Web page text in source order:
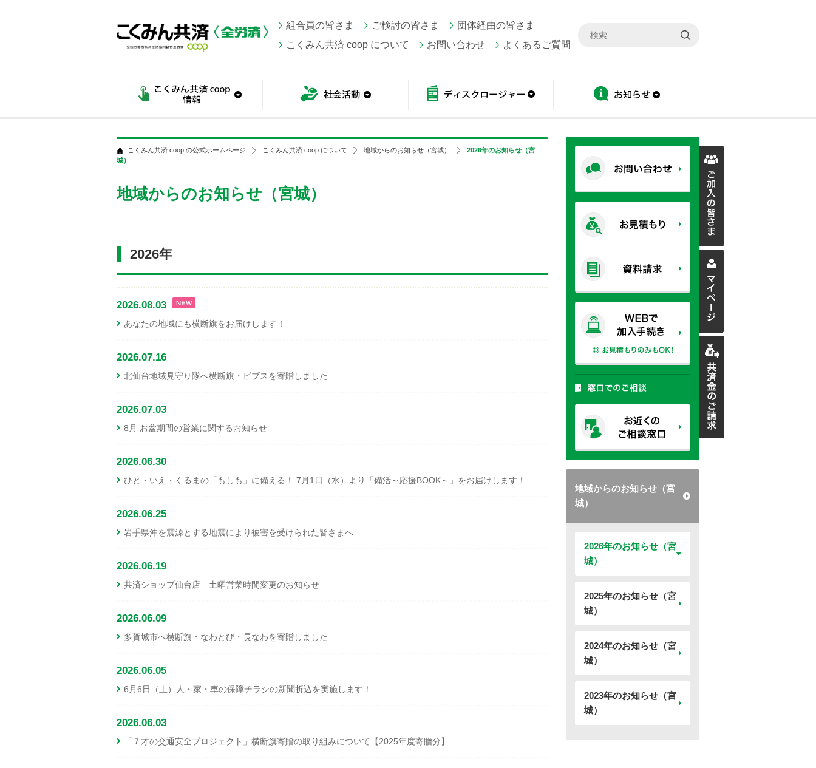
組合員の皆さま ご検討の皆さま
団体経由の皆さま
こくみん共済 coop について
お問い合わせ よくあるご質問
地域からのお知らせ（宮
城）
2026年のお知らせ（宮
城）
2025年のお知らせ（宮
城）
2024年のお知らせ（宮
城）
2023年のお知らせ（宮
城）
こくみん共済 coop の公式ホームページ こくみん共済 coop について 地域からのお知らせ（宮城）
2026年のお知らせ（宮
城）
地域からのお知らせ（宮城）
2026年
2026.08.03
あなたの地域にも横断旗をお届けします！
2026.07.16
北仙台地域見守り隊へ横断旗・ビブスを寄贈しました
2026.07.03
8月 お盆期間の営業に関するお知らせ
2026.06.30
ひと・いえ・くるまの「もしも」に備える！ 7月1日（水）より「備活～応援BOOK～」をお届けします！
2026.06.25
岩手県沖を震源とする地震により被害を受けられた皆さまへ
2026.06.19
共済ショップ仙台店 土曜営業時間変更のお知らせ
2026.06.09
多賀城市へ横断旗・なわとび・長なわを寄贈しました
2026.06.05
6月6日（土）人・家・車の保障チラシの新聞折込を実施します！
2026.06.03
「７才の交通安全プロジェクト」横断旗寄贈の取り組みについて【2025年度寄贈分】